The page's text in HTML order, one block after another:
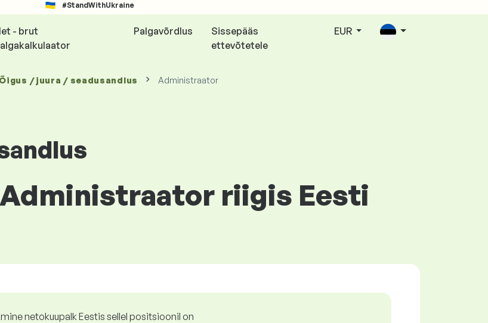
#StandWithUkraine
- brut
Palgavõrdlus
Sissepääs
ettevõtetele
EUR
Õigus / juura / seadusandlus Administraator
riigis Eesti
netokuupalk Eestis sellel positsioonil on